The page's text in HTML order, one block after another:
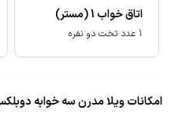
اتاق خواب 1(مستر)
1 عدد تخت دو نفره
امکانات ویلا مدرن سه خوابه